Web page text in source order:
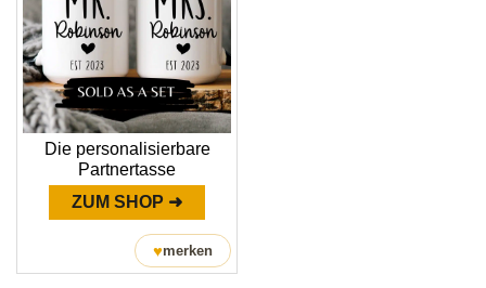
Die personalisierbare
Partnertasse
ZUM SHOP ➜
♥merken